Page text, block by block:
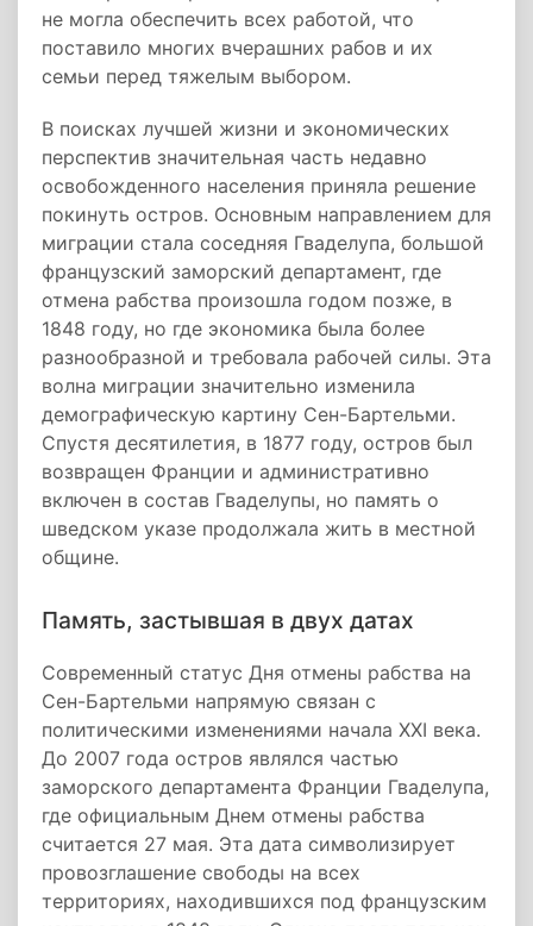
не могла обеспечить всех работой, что
поставило многих вчерашних рабов и их
семьи перед тяжелым выбором.
В поисках лучшей жизни и экономических
перспектив значительная часть недавно
освобожденного населения приняла решение
покинуть остров. Основным направлением для
миграции стала соседняя Гваделупа, большой
французский заморский департамент, где
отмена рабства произошла годом позже, в
1848 году, но где экономика была более
разнообразной и требовала рабочей силы. Эта
волна миграции значительно изменила
демографическую картину Сен-Бартельми.
Спустя десятилетия, в 1877 году, остров был
возвращен Франции и административно
включен в состав Гваделупы, но память о
шведском указе продолжала жить в местной
общине.
Память, застывшая в двух датах
Современный статус Дня отмены рабства на
Сен-Бартельми напрямую связан с
политическими изменениями начала XXI века.
До 2007 года остров являлся частью
заморского департамента Франции Гваделупа,
где официальным Днем отмены рабства
считается 27 мая. Эта дата символизирует
провозглашение свободы на всех
территориях, находившихся под французским